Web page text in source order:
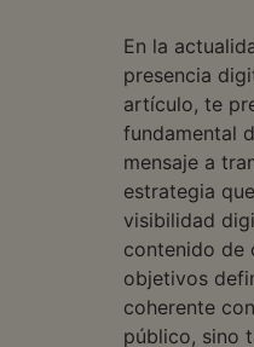
En la
presencia
artículo, te
fundamental
mensaje a
estrategia
visibilidad
contenido de
objetivos
coherente
público, sino